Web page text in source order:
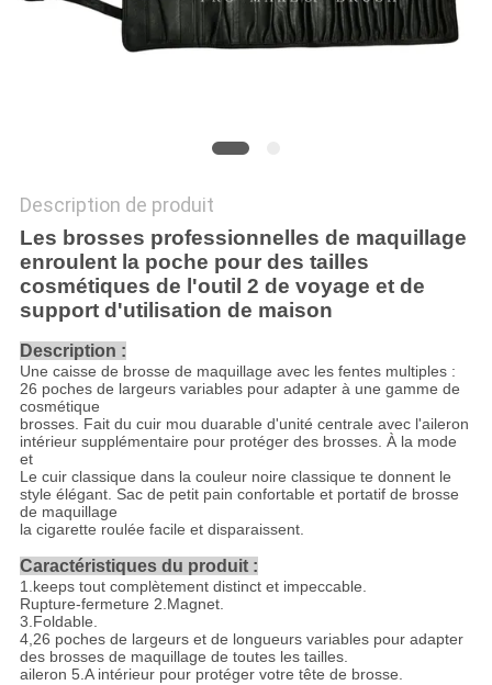
Description de produit
Les brosses professionnelles de maquillage
enroulent la poche pour des tailles
cosmétiques de l'outil 2 de voyage et de
support d'utilisation de maison
Description :
Une caisse de brosse de maquillage avec les fentes multiples :
26 poches de largeurs variables pour adapter à une gamme de
cosmétique
brosses. Fait du cuir mou duarable d'unité centrale avec l'aileron
intérieur supplémentaire pour protéger des brosses. À la mode
et
Le cuir classique dans la couleur noire classique te donnent le
style élégant. Sac de petit pain confortable et portatif de brosse
de maquillage
la cigarette roulée facile et disparaissent.
Caractéristiques du produit :
1.keeps tout complètement distinct et impeccable.
Rupture-fermeture 2.Magnet.
3.Foldable.
4,26 poches de largeurs et de longueurs variables pour adapter
des brosses de maquillage de toutes les tailles.
aileron 5.A intérieur pour protéger votre tête de brosse.